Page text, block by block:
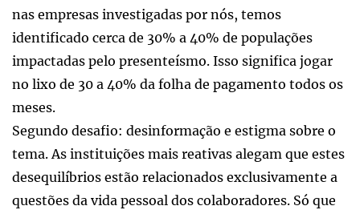
nas empresas investigadas por nós, temos
identificado cerca de 30% a 40% de populações
impactadas pelo presenteísmo. Isso significa jogar
no lixo de 30 a 40% da folha de pagamento todos os
meses.
Segundo desafio: desinformação e estigma sobre o
tema. As instituições mais reativas alegam que estes
desequilíbrios estão relacionados exclusivamente a
questões da vida pessoal dos colaboradores. Só que